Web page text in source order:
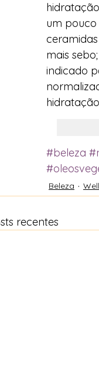
um pouco
mais
indicado
#beleza
Beleza
recentes